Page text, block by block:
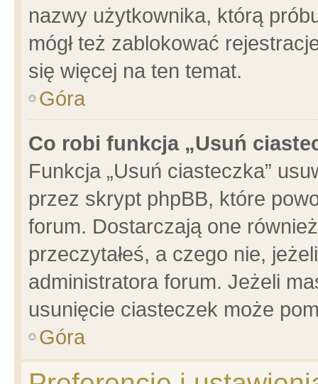
nazwy użytkownika, którą
mógł też zablokować
się więcej na ten temat.
Góra
Co robi funkcja „Usuń
Funkcja „Usuń ciasteczka”
przez skrypt phpBB, które
forum. Dostarczają one
przeczytałeś, a czego nie,
administratora forum. Jeżeli
usunięcie ciasteczek może
Góra